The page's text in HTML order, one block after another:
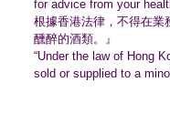
for advice from your
根據香港法律，不得在業
醺醉的酒類。』
“Under the law of Hong
sold or supplied to a